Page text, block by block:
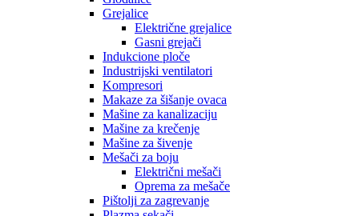
Grejalice
Električne grejalice
Gasni grejači
Indukcione ploče
Industrijski ventilatori
Kompresori
Makaze za šišanje ovaca
Mašine za kanalizaciju
Mašine za krečenje
Mašine za šivenje
Mešači za boju
Električni mešači
Oprema za mešače
Pištolji za zagrevanje